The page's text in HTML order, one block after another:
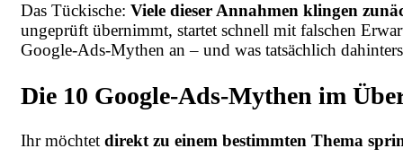
Das Tückische: Viele dieser Annahmen klingen
ungeprüft übernimmt, startet schnell mit falschen
Google-Ads-Mythen an – und was tatsächlich
Die 10 Google-Ads-Mythen im
Ihr möchtet direkt zu einem bestimmten Thema